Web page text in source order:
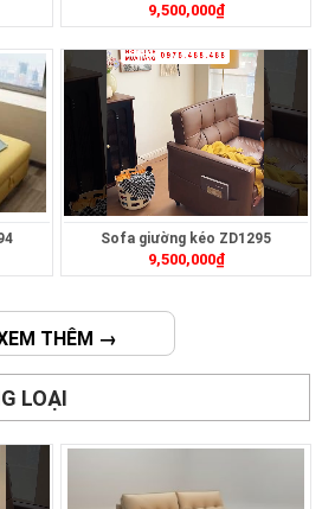
9,500,000₫
Sofa giường kéo ZD1295
9,500,000₫
THÊM →
LOẠI